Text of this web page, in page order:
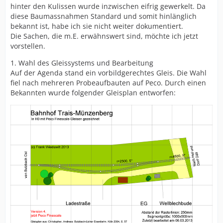
hinter den Kulissen wurde inzwischen eifrig gewerkelt. Da
diese Baumassnahmen Standard und somit hinlänglich
bekannt ist, habe ich sie nicht weiter dokumentiert.
Die Sachen, die m.E. erwähnswert sind, möchte ich jetzt
vorstellen.
1. Wahl des Gleissystems und Bearbeitung
Auf der Agenda stand ein vorbildgerechtes Gleis. Die Wahl
fiel nach mehreren Probeaufbauten auf Peco. Durch einen
Bekannten wurde folgender Gleisplan entworfen: